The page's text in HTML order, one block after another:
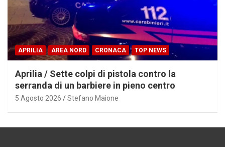
APRILIA AREA NORD CRONACA TOP NEWS
Aprilia / Sette colpi di pistola contro la
serranda di un barbiere in pieno centro
5 Agosto 2026 Stefano Maione